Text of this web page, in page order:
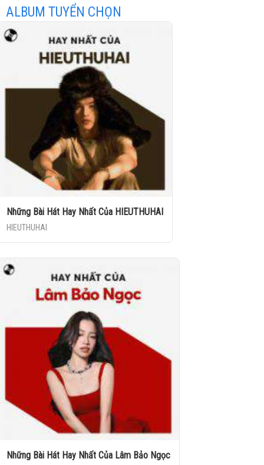
ALBUM TUYỂN CHỌN
Những Bài Hát Hay Nhất Của HIEUTHUHAI
HIEUTHUHAI
Những Bài Hát Hay Nhất Của Lâm Bảo Ngọc